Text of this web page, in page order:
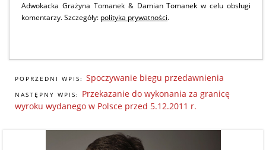
Adwokacka Grażyna Tomanek & Damian Tomanek w celu obsługi
komentarzy. Szczegóły: polityka prywatności.
POPRZEDNI WPIS: Spoczywanie biegu przedawnienia
NASTĘPNY WPIS: Przekazanie do wykonania za granicę
wyroku wydanego w Polsce przed 5.12.2011 r.